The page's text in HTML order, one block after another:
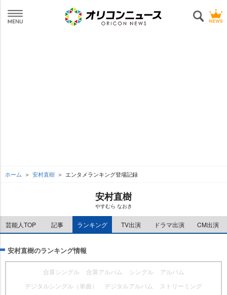
ホーム 安村直樹 エンタメランキング登場記録
安村直樹
すむら なおき
芸能人TOP 記事 ランキング TV出演 ドラマ出演 CM出演
安村直樹のランキング情報
合算シングル 合算アルバム シングル
アルバム
デジタルシングル（単曲）
デジタルアルバム
ストリーミング